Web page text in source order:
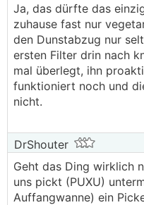
Ja, das dürfte das
zuhause fast nur
den Dunstabzug nur
ersten Filter drin nach
mal überlegt, ihn
funktioniert noch und
nicht.
DrShouter
Geht das Ding wirklich
uns pickt (PUXU)
Auffangwanne) ein